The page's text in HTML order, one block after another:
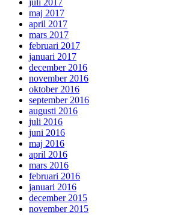
juli 2017
maj 2017
april 2017
mars 2017
februari 2017
januari 2017
december 2016
november 2016
oktober 2016
september 2016
augusti 2016
juli 2016
juni 2016
maj 2016
april 2016
mars 2016
februari 2016
januari 2016
december 2015
november 2015